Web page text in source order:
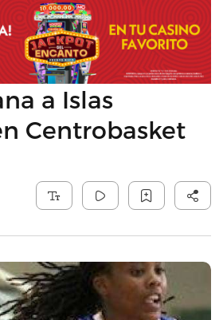
a Islas
Centrobasket